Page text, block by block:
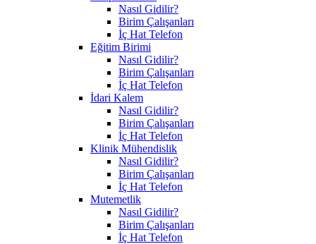
Nasıl Gidilir?
Birim Çalışanları
İç Hat Telefon
Eğitim Birimi
Nasıl Gidilir?
Birim Çalışanları
İç Hat Telefon
İdari Kalem
Nasıl Gidilir?
Birim Çalışanları
İç Hat Telefon
Klinik Mühendislik
Nasıl Gidilir?
Birim Çalışanları
İç Hat Telefon
Mutemetlik
Nasıl Gidilir?
Birim Çalışanları
İç Hat Telefon